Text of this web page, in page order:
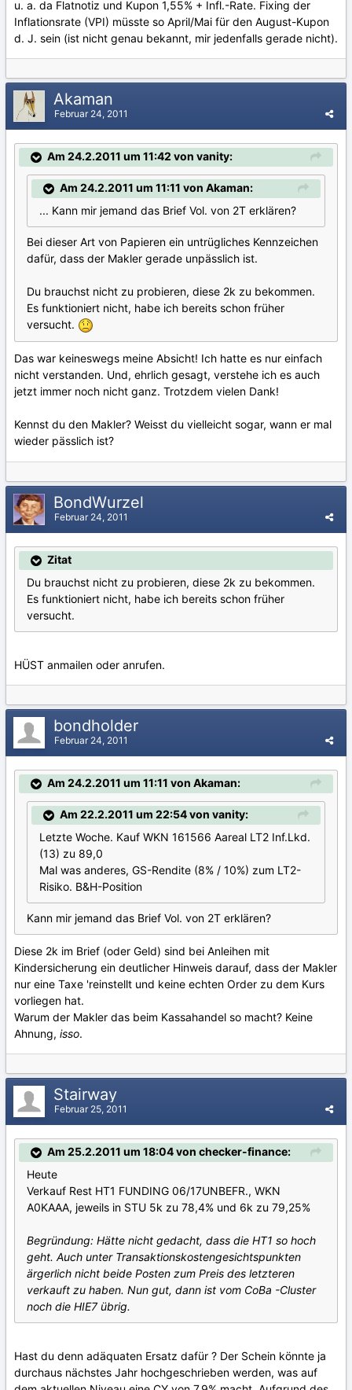
u. a. da Flatnotiz und Kupon 1,55% + Infl.-Rate. Fixing der
Inflationsrate (VPI) müsste so April/Mai für den August-Kupon
d. J. sein (ist nicht genau bekannt, mir jedenfalls gerade nicht).
Akaman
Februar 24, 2011
Am 24.2.2011 um 11:42 von vanity:
Am 24.2.2011 um 11:11 von Akaman:
... Kann mir jemand das Brief Vol. von 2T erklären?
Bei dieser Art von Papieren ein untrügliches Kennzeichen
dafür, dass der Makler gerade unpässlich ist.
Du brauchst nicht zu probieren, diese 2k zu bekommen.
Es funktioniert nicht, habe ich bereits schon früher
versucht.
Das war keineswegs meine Absicht! Ich hatte es nur einfach
nicht verstanden. Und, ehrlich gesagt, verstehe ich es auch
jetzt immer noch nicht ganz. Trotzdem vielen Dank!
Kennst du den Makler? Weisst du vielleicht sogar, wann er mal
wieder pässlich ist?
BondWurzel
Februar 24, 2011
Zitat
Du brauchst nicht zu probieren, diese 2k zu bekommen.
Es funktioniert nicht, habe ich bereits schon früher
versucht.
HÜST anmailen oder anrufen.
bondholder
Februar 24, 2011
Am 24.2.2011 um 11:11 von Akaman:
Am 22.2.2011 um 22:54 von vanity:
Letzte Woche. Kauf WKN 161566 Aareal LT2 Inf.Lkd.
(13) zu 89,0
Mal was anderes, GS-Rendite (8% / 10%) zum LT2-
Risiko. B&H-Position
Kann mir jemand das Brief Vol. von 2T erklären?
Diese 2k im Brief (oder Geld) sind bei Anleihen mit
Kindersicherung ein deutlicher Hinweis darauf, dass der Makler
nur eine Taxe 'reinstellt und keine echten Order zu dem Kurs
vorliegen hat.
Warum der Makler das beim Kassahandel so macht? Keine
Ahnung, isso.
Stairway
Februar 25, 2011
Am 25.2.2011 um 18:04 von checker-finance:
Heute
Verkauf Rest HT1 FUNDING 06/17UNBEFR., WKN
A0KAAA, jeweils in STU 5k zu 78,4% und 6k zu 79,25%
Begründung: Hätte nicht gedacht, dass die HT1 so hoch
geht. Auch unter Transaktionskostengesichtspunkten
ärgerlich nicht beide Posten zum Preis des letzteren
verkauft zu haben. Nun gut, dann ist vom CoBa -Cluster
noch die HIE7 übrig.
Hast du denn adäquaten Ersatz dafür ? Der Schein könnte ja
durchaus nächstes Jahr hochgeschrieben werden, was auf